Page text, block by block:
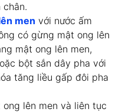
chân.
men với nước ấm
có gừng mật ong lên
mật ong lên men,
bột sắn dây pha với
tăng liều gấp đôi pha
lên men và liên tục